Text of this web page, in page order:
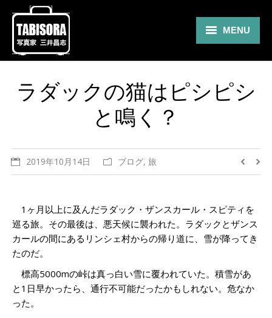
MENU
Gallery
Travel
About
Blog
Shop
Contact
ラダックの猫はピシピシ
と鳴く？
2019年10月14日 ブログ, 旅
1ヶ月以上に及んだラダック・ザンスカール・スピティを
巡る旅。その最後は、悪天候に襲われた。 ラダックとザンス
カールの間にあるリンシェ村からの帰り道に、雪が降ってき
たのだ。
標高5000mの峠は真っ白い雪に覆われていた。積雪があ
と1日早かったら、通行不可能だったかもしれない。危なか
った。